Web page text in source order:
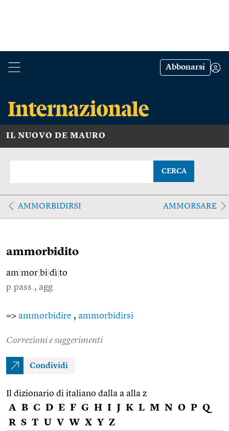
Abbonarsi
IL NUOVO DE MAURO
CERCA
AMMORBIDIRSI AMMORSARE
ammorbidito
am mor bi dì to
p.pass., agg.
=> ammorbidire , ammorbidirsi
Correzioni e suggerimenti
Condividi
Il dizionario di italiano dalla a alla z
A B C D E F G H I J K L M N O P Q
R S T U V W X Y Z